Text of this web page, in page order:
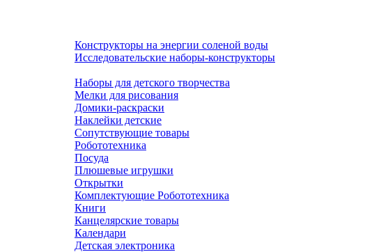
Конструкторы на энергии соленой воды
Исследовательские наборы-конструкторы
Наборы для детского творчества
Мелки для рисования
Домики-раскраски
Наклейки детские
Сопутствующие товары
Робототехника
Посуда
Плюшевые игрушки
Открытки
Комплектующие Робототехника
Книги
Канцелярские товары
Календари
Детская электроника